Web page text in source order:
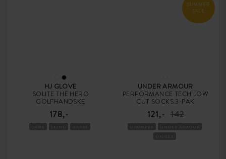
HJ GLOVE
SOLITE THE HERO
GOLFHANDSKE
178,-
SUMMER
SALE
UNDER ARMOUR
PERFORMANCE TECH LOW
CUT SOCKS 3-PAK
121,- 142